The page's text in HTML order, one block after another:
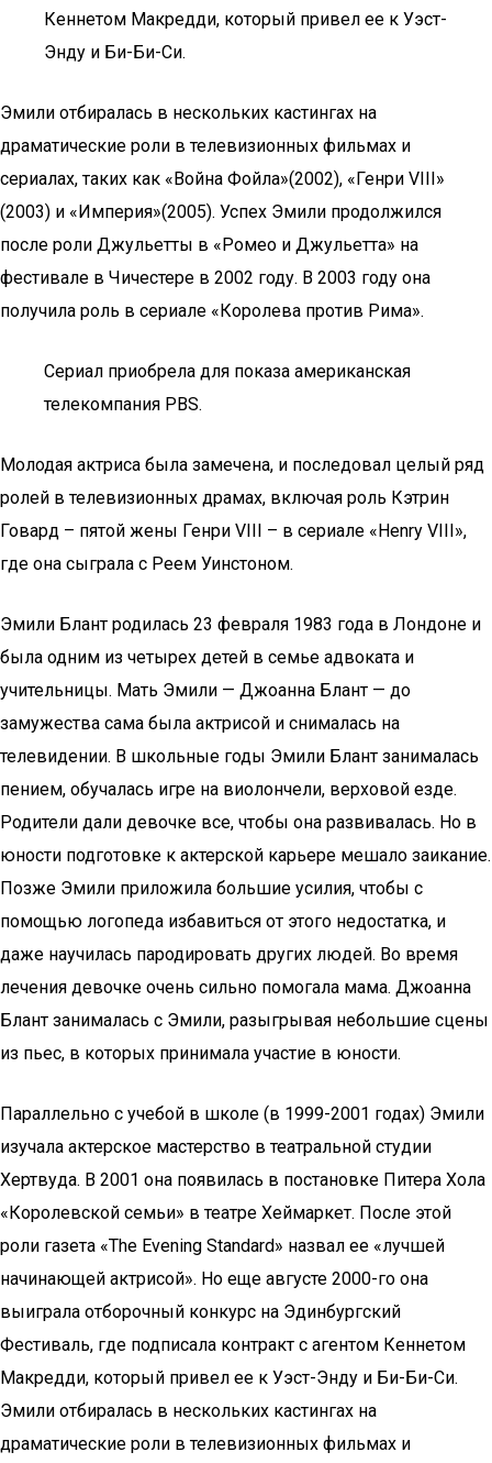
Кеннетом Макредди, который привел ее к Уэст-
Энду и Би-Би-Си.
Эмили отбиралась в нескольких кастингах на
драматические роли в телевизионных фильмах и
сериалах, таких как «Война Фойла»(2002), «Генри VIII»
(2003) и «Империя»(2005). Успех Эмили продолжился
после роли Джульетты в «Ромео и Джульетта» на
фестивале в Чичестере в 2002 году. В 2003 году она
получила роль в сериале «Королева против Рима».
Сериал приобрела для показа американская
телекомпания PBS.
Молодая актриса была замечена, и последовал целый ряд
ролей в телевизионных драмах, включая роль Кэтрин
Говард – пятой жены Генри VIII – в сериале «Henry VIII»,
где она сыграла с Реем Уинстоном.
Эмили Блант родилась 23 февраля 1983 года в Лондоне и
была одним из четырех детей в семье адвоката и
учительницы. Мать Эмили — Джоанна Блант — до
замужества сама была актрисой и снималась на
телевидении. В школьные годы Эмили Блант занималась
пением, обучалась игре на виолончели, верховой езде.
Родители дали девочке все, чтобы она развивалась. Но в
юности подготовке к актерской карьере мешало заикание.
Позже Эмили приложила большие усилия, чтобы с
помощью логопеда избавиться от этого недостатка, и
даже научилась пародировать других людей. Во время
лечения девочке очень сильно помогала мама. Джоанна
Блант занималась с Эмили, разыгрывая небольшие сцены
из пьес, в которых принимала участие в юности.
Параллельно с учебой в школе (в 1999-2001 годах) Эмили
изучала актерское мастерство в театральной студии
Хертвуда. В 2001 она появилась в постановке Питера Хола
«Королевской семьи» в театре Хеймаркет. После этой
роли газета «The Evening Standard» назвал ее «лучшей
начинающей актрисой». Но еще августе 2000-го она
выиграла отборочный конкурс на Эдинбургский
Фестиваль, где подписала контракт с агентом Кеннетом
Макредди, который привел ее к Уэст-Энду и Би-Би-Си.
Эмили отбиралась в нескольких кастингах на
драматические роли в телевизионных фильмах и